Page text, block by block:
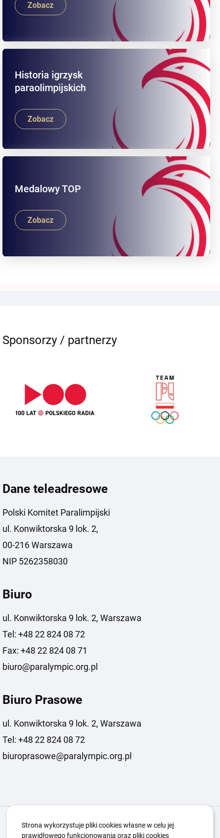
Zobacz
Historia igrzysk
paraolimpijskich
Zobacz
Medalowy TOP
Zobacz
Sponsorzy / partnerzy
Dane teleadresowe
Polski Komitet Paralimpijski
ul. Konwiktorska 9 lok. 2,
00-216 Warszawa
NIP 5262358030
Biuro
ul. Konwiktorska 9 lok. 2, Warszawa
Tel: +48 22 824 08 72
Fax: +48 22 824 08 71
biuro@paralympic.org.pl
Biuro Prasowe
ul. Konwiktorska 9 lok. 2, Warszawa
Tel: +48 22 824 08 72
biuroprasowe@paralympic.org.pl
Igrzyska Paralimpijskie O nas
Strona wykorzystuje pliki cookies własne w celu jej
prawidłowego funkcjonowania oraz pliki cookies